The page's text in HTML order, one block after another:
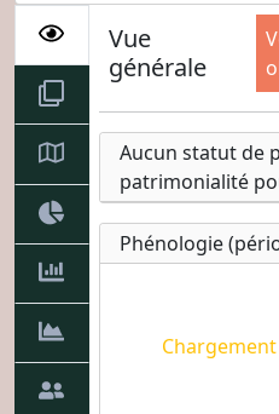
Vue
générale
Aucun statut de
patrimonialité
Phénologie
Chargement des